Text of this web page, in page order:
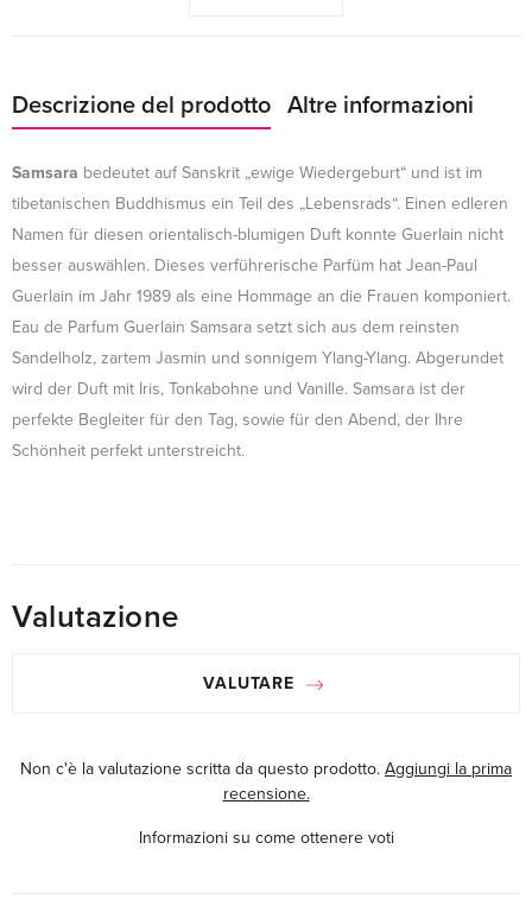
Descrizione del prodotto Altre informazioni
Samsara bedeutet auf Sanskrit „ewige Wiedergeburt“ und ist im
tibetanischen Buddhismus ein Teil des „Lebensrads“. Einen edleren
Namen für diesen orientalisch-blumigen Duft konnte Guerlain nicht
besser auswählen. Dieses verführerische Parfüm hat Jean-Paul
Guerlain im Jahr 1989 als eine Hommage an die Frauen komponiert.
Eau de Parfum Guerlain Samsara setzt sich aus dem reinsten
Sandelholz, zartem Jasmin und sonnigem Ylang-Ylang. Abgerundet
wird der Duft mit Iris, Tonkabohne und Vanille. Samsara ist der
perfekte Begleiter für den Tag, sowie für den Abend, der Ihre
Schönheit perfekt unterstreicht.
Valutazione
VALUTARE
Non c'è la valutazione scritta da questo prodotto. Aggiungi la prima
recensione.
Informazioni su come ottenere voti